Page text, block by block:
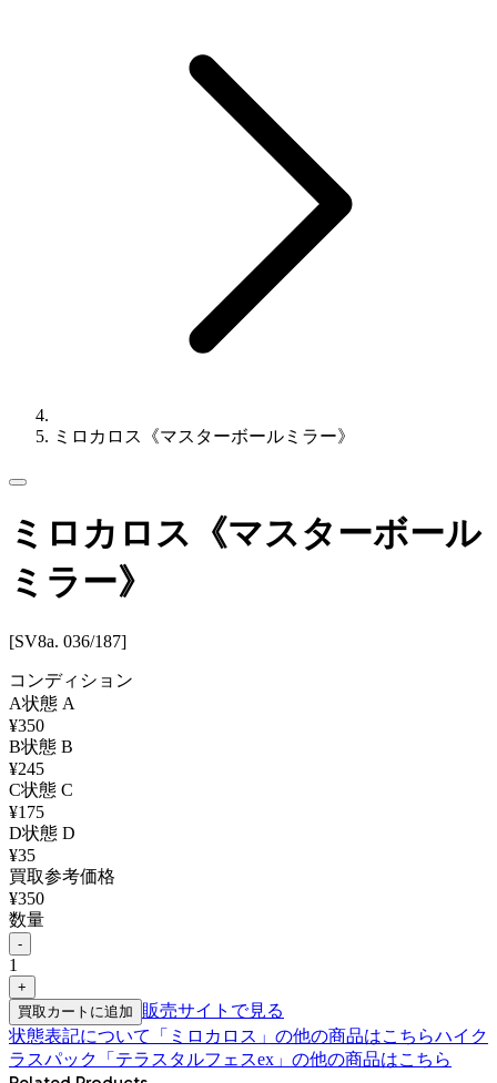
ミロカロス《マスターボールミラー》
ミロカロス《マスターボール
ミラー》
[SV8a. 036/187]
コンディション
A状態 A
¥350
B状態 B
¥245
C状態 C
¥175
D状態 D
¥35
買取参考価格
¥350
数量
-
1
+
買取カートに追加
販売サイトで見る
状態表記について
「 ミロカロス 」の他の商品はこちらハイク
ラスパック「テラスタルフェスex」 の他の商品はこちら